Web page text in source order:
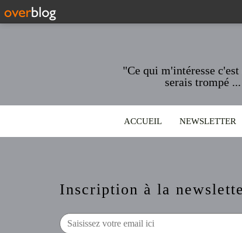
"Ce qui m'intéresse
serais trompé
ACCUEIL NEWSLETTER
Inscription à la